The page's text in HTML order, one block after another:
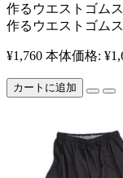
作るウエストゴム
作るウエストゴム
¥1,760 本体価格:
カートに追加